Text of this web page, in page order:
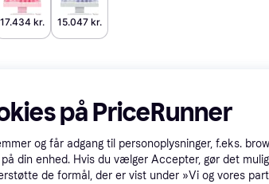
17.434 kr. 15.047 kr.
på PriceRunner
og får adgang til personoplysninger, f.eks.
din enhed. Hvis du vælger Accepter, gør det
de formål, der er vist under »Vi og vores